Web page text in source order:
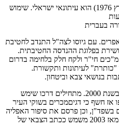
יוסי (יוסף) יהושוע (נולד ב-25 במרץ 1976) הוא עיתונאי ישראלי. שימוש
עם גיוסו לצה"ל התנדב לחטיבת
בפלוגת ההנדסה החטיבתית.
חי"ר ולקח חלק בלחימה בדרום
"כותרת" לעיתונות ותקשורת.
בנושאי צבא וביטחון.
יהושוע הצטרף לידיעות אחרונות בשנת 2000. מתחילים דרכו שימש
אז חשף כי דגיםמכרים בשוקי העיר
בשפד"ן, וכן פרסם את סיפור האפליה
בבית הספר "צייטלין" בתל אביב. מאז 2003 משמש ככתב הצבאי של